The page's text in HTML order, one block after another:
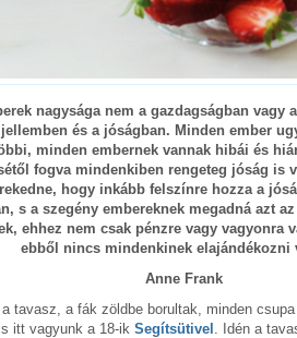
nagysága nem a gazdagságban vagy
jellemben és a jóságban. Minden ember
minden embernek vannak hibái és
fogva mindenkiben rengeteg jóság is
hogy inkább felszínre hozza a
s a szegény embereknek megadná azt
ehhez nem csak pénzre vagy vagyonra
ebből nincs mindenkinek elajándékozni
Anne Frank
a tavasz, a fák zöldbe borultak, minden
itt vagyunk a 18-ik Segítsütivel
. Idén a